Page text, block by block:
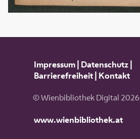
Impressum| Datenschutz|
Barrierefreiheit| Kontakt
© Wienbibliothek Digital 2026
www.wienbibliothek.at